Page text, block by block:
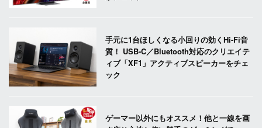
手元に1台ほしくなる小回りの効くHi-Fi音
質！ USB-C／Bluetooth対応のクリエイテ
ィブ「XF1」アクティブスピーカーをチェ
ック
ゲーマー以外にもオススメ！他と一線を画